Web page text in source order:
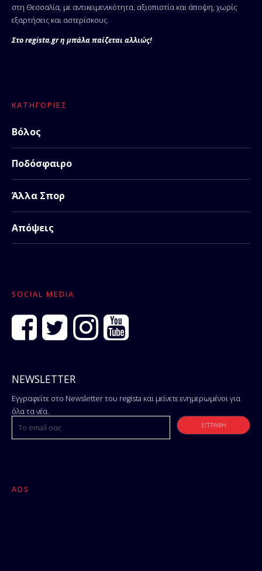
στη Θεσσαλία, με αντικειμενικότητα, αξιοπιστία και άποψη, χωρίς
εξαρτήσεις και αστερίσκους.
Στο regista.gr η μπάλα παίζεται αλλιώς!
ΚΑΤΗΓΟΡΊΕΣ
Βόλος
Ποδόσφαιρο
Άλλα Σπορ
Απόψεις
SOCIAL MEDIA
NEWSLETTER
Εγγραφείτε στο Newsletter του regista και μείνετε ενημερωμένοι για
όλα τα νέα.
ADS